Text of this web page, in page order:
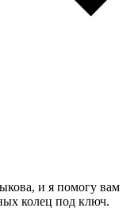
и я помогу вам
колец под ключ.